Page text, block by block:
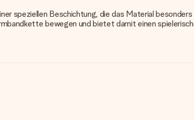
speziellen Beschichtung, die das Material
bewegen und bietet damit einen